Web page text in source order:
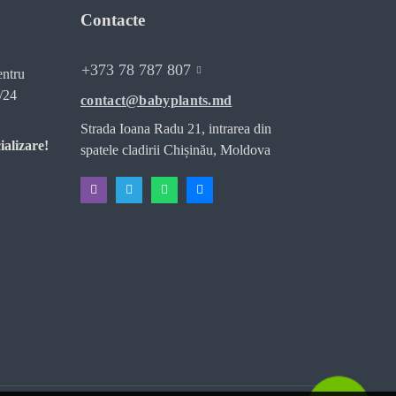
24
Contacte
+373 78 787 807
contact@babyplants.md
Strada Ioana Radu 21, intrarea din
spatele cladirii Chișinău, Moldova